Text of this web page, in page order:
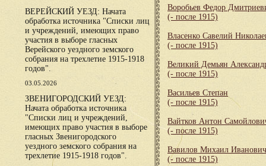
ВЕРЕЙСКИЙ УЕЗД: Начата
обработка источника "Списки лиц
и учреждений, имеющих право
участия в выборе гласных
Верейского уездного земского
собрания на трехлетие 1915-1918
годов".
03.05.2026
ЗВЕНИГОРОДСКИЙ УЕЗД:
Начата обработка источника
"Списки лиц и учреждений,
имеющих право участия в выборе
гласных Звенигородского
уездного земского собрания на
трехлетие 1915-1918 годов".
Воробьев Федор
(- после 1915)
Власенко Савелий
(- после 1915)
Великий Демьян
(- после 1915)
Васильев Степан
(- после 1915)
Вайтков Антон
(- после 1915)
Вавилов Михаил Иванович
(- после 1915)